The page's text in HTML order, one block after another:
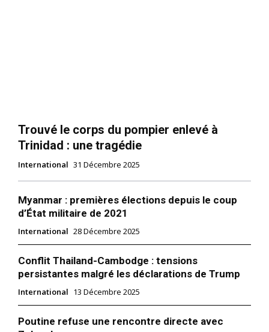
Trouvé le corps du pompier enlevé à
Trinidad : une tragédie
International 31 Décembre 2025
Myanmar : premières élections depuis le coup
d’État militaire de 2021
International 28 Décembre 2025
Conflit Thailand-Cambodge : tensions
persistantes malgré les déclarations de Trump
International 13 Décembre 2025
Poutine refuse une rencontre directe avec